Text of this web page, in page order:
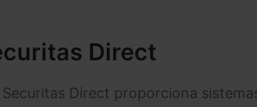
Direct
Securitas Direct proporciona